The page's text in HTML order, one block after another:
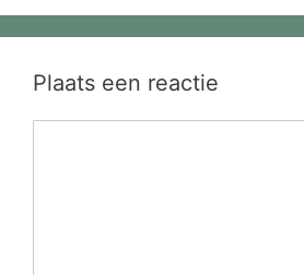
Plaats een reactie